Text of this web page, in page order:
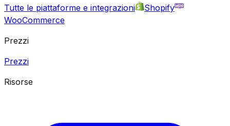
Tutte le piattaforme e integrazioni
Shopify
WooCommerce
Prezzi
Prezzi
Risorse